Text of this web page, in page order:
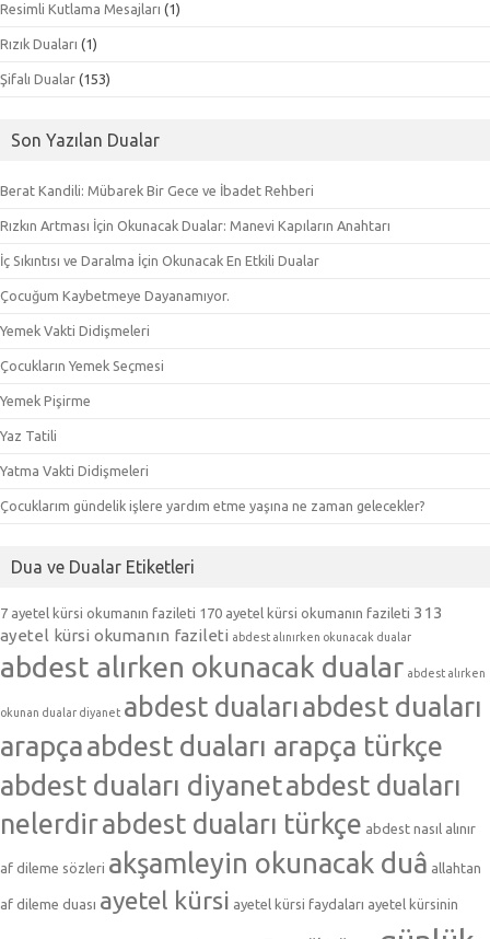
Resimli Kutlama Mesajları (1)
Rızık Duaları (1)
Şifalı Dualar (153)
Son Yazılan Dualar
Berat Kandili: Mübarek Bir Gece ve İbadet Rehberi
Rızkın Artması İçin Okunacak Dualar: Manevi Kapıların Anahtarı
İç Sıkıntısı ve Daralma İçin Okunacak En Etkili Dualar
Çocuğum Kaybetmeye Dayanamıyor.
Yemek Vakti Didişmeleri
Çocukların Yemek Seçmesi
Yemek Pişirme
Yaz Tatili
Yatma Vakti Didişmeleri
Çocuklarım gündelik işlere yardım etme yaşına ne zaman gelecekler?
Dua ve Dualar Etiketleri
7 ayetel kürsi okumanın fazileti 170 ayetel kürsi okumanın fazileti 313
ayetel kürsi okumanın fazileti abdest alınırken okunacak dualar
abdest alırken okunacak dualar abdest alırken
okunan dualar diyanet abdest dualarıabdest duaları
arapçaabdest duaları arapça türkçe
abdest duaları diyanetabdest duaları
nelerdirabdest duaları türkçe abdest nasıl alınır
af dileme sözleri akşamleyin okunacak duâ allahtan
af dileme duası ayetel kürsi ayetel kürsi faydaları ayetel kürsinin